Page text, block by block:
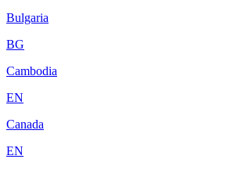
Bulgaria
BG
Cambodia
EN
Canada
EN